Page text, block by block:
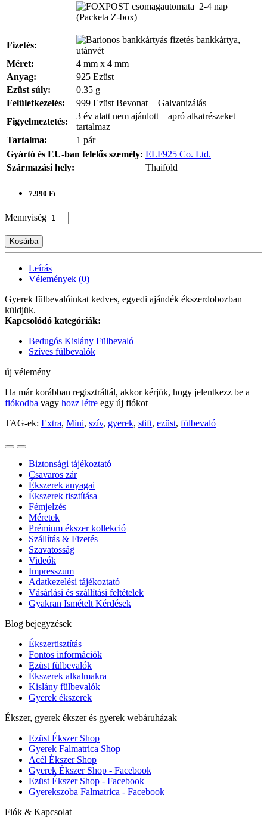
2-4 nap
(Packeta Z-box)
Fizetés:
bankkártya,
utánvét
Méret:
4 mm x 4 mm
Anyag:
925 Ezüst
Ezüst súly:
0.35 g
Felületkezelés:
999 Ezüst Bevonat + Galvanizálás
Figyelmeztetés:
3 év alatt nem ajánlott – apró alkatrészeket
tartalmaz
Tartalma:
1 pár
Gyártó és EU-ban felelős személy: ELF925 Co. Ltd.
Származási hely:
Thaiföld
7.990 Ft
Mennyiség
Kosárba
Leírás
Vélemények (0)
Gyerek fülbevalóinkat kedves, egyedi ajándék ékszerdobozban
küldjük.
Kapcsolódó kategóriák:
Bedugós Kislány Fülbevaló
Szíves fülbevalók
új vélemény
Ha már korábban regisztráltál, akkor kérjük, hogy jelentkezz be a
fiókodba vagy hozz létre egy új fiókot
TAG-ek: Extra, Mini, szív, gyerek, stift, ezüst, fülbevaló
Biztonsági tájékoztató
Csavaros zár
Ékszerek anyagai
Ékszerek tisztítása
Fémjelzés
Méretek
Prémium ékszer kollekció
Szállítás & Fizetés
Szavatosság
Videók
Impresszum
Adatkezelési tájékoztató
Vásárlási és szállítási feltételek
Gyakran Ismételt Kérdések
Blog bejegyzések
Ékszertisztítás
Fontos információk
Ezüst fülbevalók
Ékszerek alkalmakra
Kislány fülbevalók
Gyerek ékszerek
Ékszer, gyerek ékszer és gyerek webáruházak
Ezüst Ékszer Shop
Gyerek Falmatrica Shop
Acél Ékszer Shop
Gyerek Ékszer Shop - Facebook
Ezüst Ékszer Shop - Facebook
Gyerekszoba Falmatrica - Facebook
Fiók & Kapcsolat